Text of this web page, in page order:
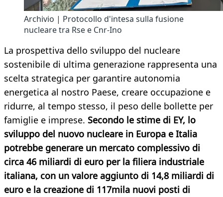
Archivio | Protocollo d'intesa sulla fusione
nucleare tra Rse e Cnr-Ino
La prospettiva dello sviluppo del nucleare
sostenibile di ultima generazione rappresenta una
scelta strategica per garantire autonomia
energetica al nostro Paese, creare occupazione e
ridurre, al tempo stesso, il peso delle bollette per
famiglie e imprese. Secondo le stime di EY, lo
sviluppo del nuovo nucleare in Europa e Italia
potrebbe generare un mercato complessivo di
circa 46 miliardi di euro per la filiera industriale
italiana, con un valore aggiunto di 14,8 miliardi di
euro e la creazione di 117mila nuovi posti di